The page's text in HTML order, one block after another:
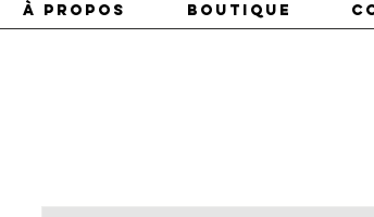
À PROPOS BOUTIQUE